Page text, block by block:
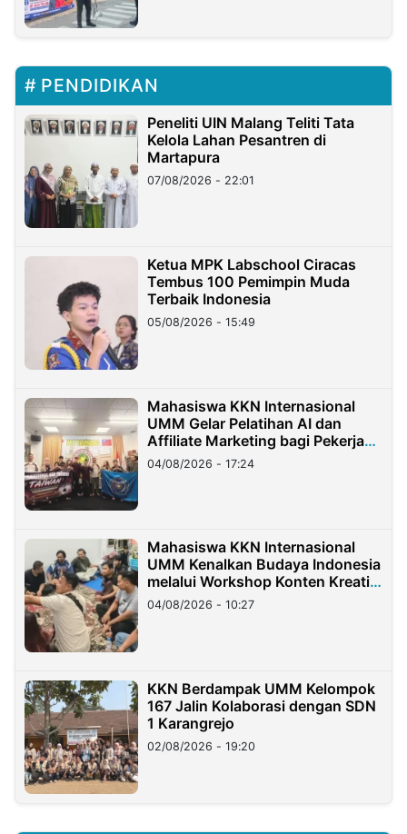
PENDIDIKAN
Peneliti UIN Malang Teliti Tata
Kelola Lahan Pesantren di
Martapura
07/08/2026 - 22:01
Ketua MPK Labschool Ciracas
Tembus 100 Pemimpin Muda
Terbaik Indonesia
05/08/2026 - 15:49
Mahasiswa KKN Internasional
UMM Gelar Pelatihan AI dan
Affiliate Marketing bagi Pekerja
Migran Indonesia di Taiwan
04/08/2026 - 17:24
Mahasiswa KKN Internasional
UMM Kenalkan Budaya Indonesia
melalui Workshop Konten Kreatif
di Taiwan
04/08/2026 - 10:27
KKN Berdampak UMM Kelompok
167 Jalin Kolaborasi dengan SDN
1 Karangrejo
02/08/2026 - 19:20